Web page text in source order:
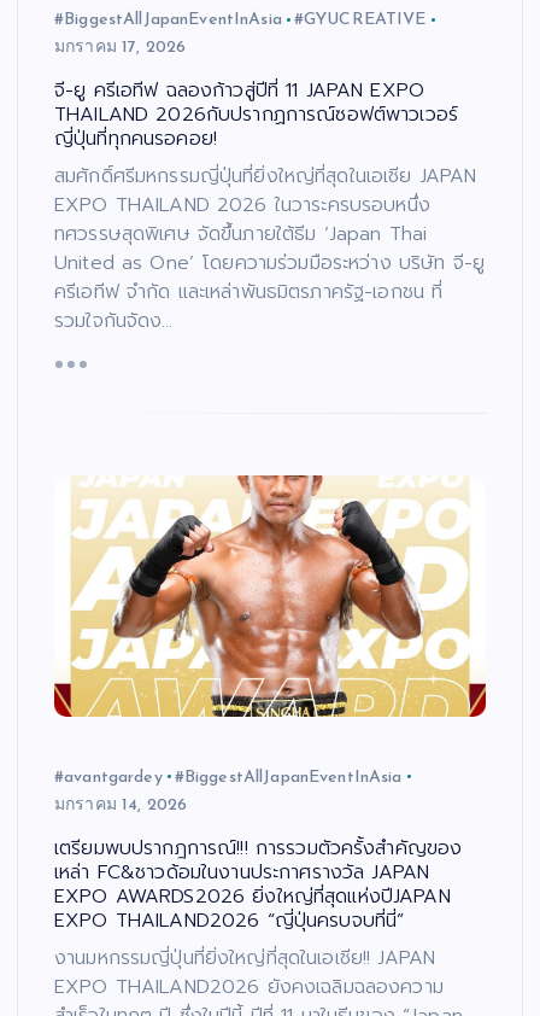
#BiggestAllJapanEventInAsia
#GYUCREATIVE
มกราคม 17, 2026
จี-ยู ครีเอทีฟ ฉลองก้าวสู่ปีที่ 11 JAPAN EXPO
THAILAND 2026กับปรากฏการณ์ซอฟต์พาวเวอร์
ญี่ปุ่นที่ทุกคนรอคอย!
สมศักดิ์ศรีมหกรรมญี่ปุ่นที่ยิ่งใหญ่ที่สุดในเอเชีย JAPAN
EXPO THAILAND 2026 ในวาระครบรอบหนึ่ง
ทศวรรษสุดพิเศษ จัดขึ้นภายใต้ธีม ‘Japan Thai
United as One’ โดยความร่วมมือระหว่าง บริษัท จี-ยู
ครีเอทีฟ จำกัด และเหล่าพันธมิตรภาครัฐ-เอกชน ที่
รวมใจกันจัดง…
#avantgardey
#BiggestAllJapanEventInAsia
มกราคม 14, 2026
เตรียมพบปรากฎการณ์!!! การรวมตัวครั้งสำคัญของ
เหล่า FC&ชาวด้อมในงานประกาศรางวัล JAPAN
EXPO AWARDS2026 ยิ่งใหญ่ที่สุดแห่งปีJAPAN
EXPO THAILAND2026 “ญี่ปุ่นครบจบที่นี่”
งานมหกรรมญี่ปุ่นที่ยิ่งใหญ่ที่สุดในเอเชีย!! JAPAN
EXPO THAILAND2026 ยังคงเฉลิมฉลองความ